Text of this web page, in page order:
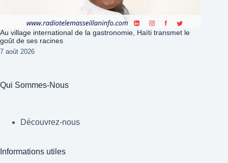
Au village international de la gastronomie, Haïti transmet le
goût de ses racines
7 août 2026
Qui Sommes-Nous
Découvrez-nous
Informations utiles